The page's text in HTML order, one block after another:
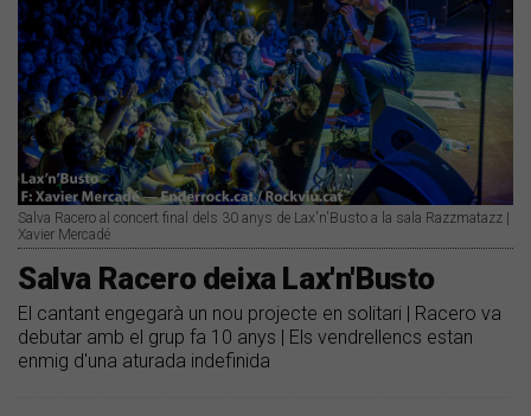
Salva Racero al concert final dels 30 anys de Lax'n'Busto a la sala Razzmatazz |
Xavier Mercadé
Salva Racero deixa Lax'n'Busto
El cantant engegarà un nou projecte en solitari | Racero va
debutar amb el grup fa 10 anys | Els vendrellencs estan
enmig d'una aturada indefinida